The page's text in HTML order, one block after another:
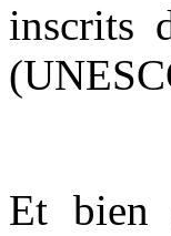
inscrits
Et bien